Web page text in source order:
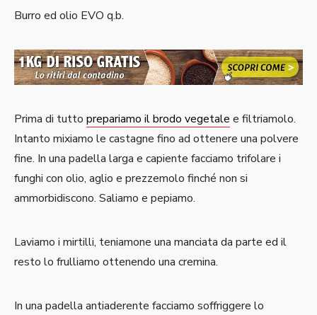
Burro ed olio EVO q.b.
Prima di tutto prepariamo il brodo vegetale e filtriamolo.
Intanto mixiamo le castagne fino ad ottenere una polvere
fine. In una padella larga e capiente facciamo trifolare i
funghi con olio, aglio e prezzemolo finché non si
ammorbidiscono. Saliamo e pepiamo.
Laviamo i mirtilli, teniamone una manciata da parte ed il
resto lo frulliamo ottenendo una cremina.
In una padella antiaderente facciamo soffriggere lo